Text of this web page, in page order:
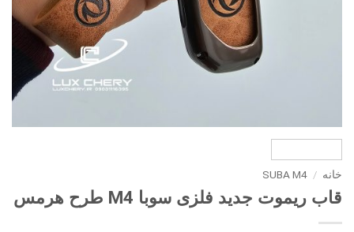
خانه /
SUBA M4
قاب ریموت جدید فلزی سوبا M4 طرح هرمس